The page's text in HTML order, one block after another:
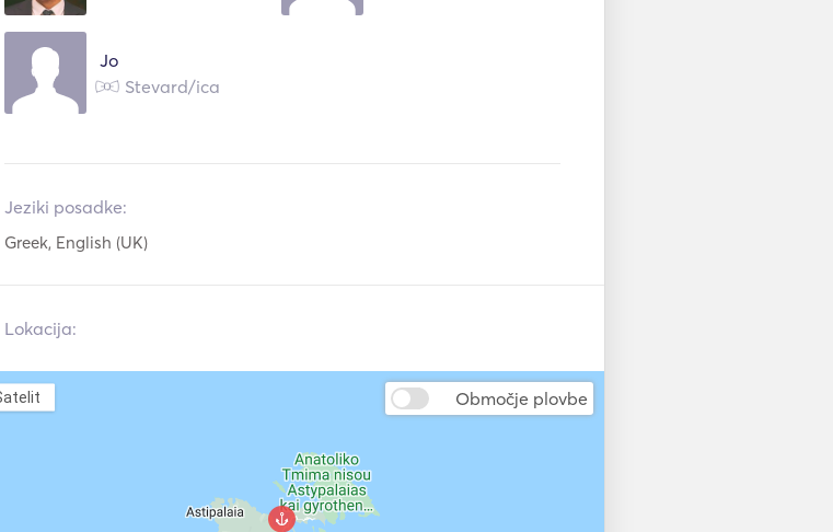
Jo
Stevard/ica
Jeziki posadke:
Greek, English (UK)
Lokacija:
Območje plovbe